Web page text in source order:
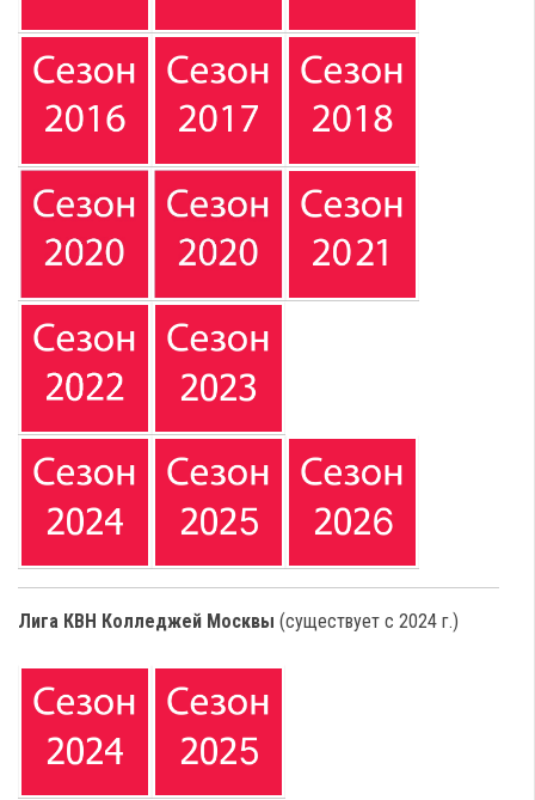
Лига КВН Колледжей Москвы (существует с 2024 г.)